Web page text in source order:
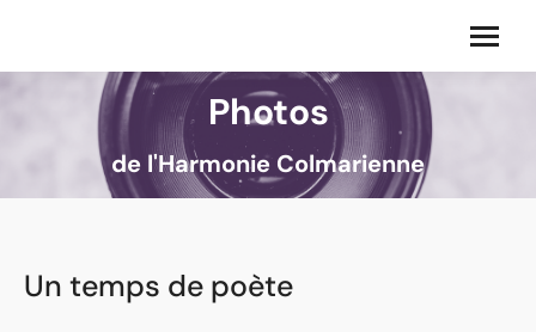
Photos
de l'Harmonie Colmarienne
Un temps de poète